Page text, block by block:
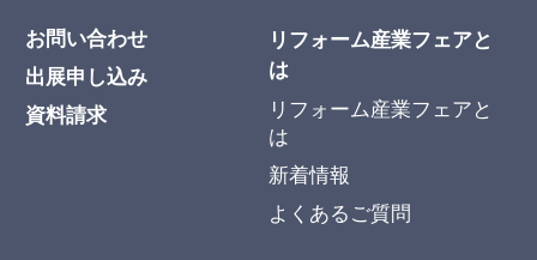
お問い合わせ
出展申し込み
資料請求
リフォーム産業フェアと
は
リフォーム産業フェアと
は
新着情報
よくあるご質問